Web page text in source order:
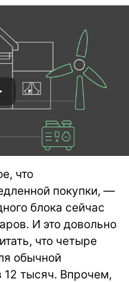
что
покупки, —
блока сейчас
И это довольно
что четыре
обычной
12 тысяч. Впрочем,